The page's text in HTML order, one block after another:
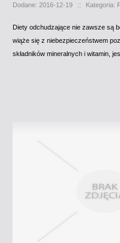
Dodane: 2016-12-19 :: Kategoria:
Diety odchudzające nie zawsze są
wiąże się z niebezpieczeństwem
składników mineralnych i witamin,